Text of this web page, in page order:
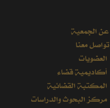
عن الجمعية
تواصل معنا
العضويات
أكاديمية قضاء
المكتبة القضائية
مركز البحوث والدراسات